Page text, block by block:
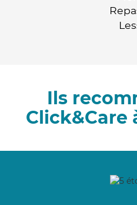
Ils
Click&Care